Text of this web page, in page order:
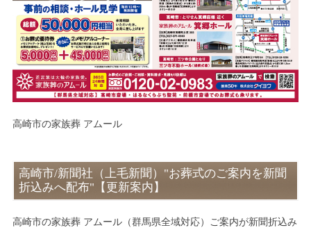
高崎市の家族葬 アムール
高崎市/新聞社（上毛新聞）"お葬式のご案内を新聞
折込みへ配布"【更新案内】
高崎市の家族葬 アムール（群馬県全域対応）ご案内が新聞折込み